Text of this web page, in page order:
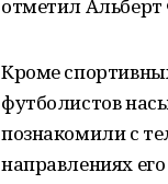
отметил
Кроме
футболистов
познакомили с
направлениях